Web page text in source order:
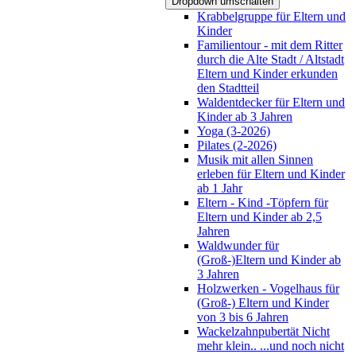
Krabbelgruppe für Eltern und
Kinder
Familientour - mit dem Ritter
durch die Alte Stadt / Altstadt
Eltern und Kinder erkunden
den Stadtteil
Waldentdecker für Eltern und
Kinder ab 3 Jahren
Yoga (3-2026)
Pilates (2-2026)
Musik mit allen Sinnen
erleben für Eltern und Kinder
ab 1 Jahr
Eltern - Kind -Töpfern für
Eltern und Kinder ab 2,5
Jahren
Waldwunder für
(Groß-)Eltern und Kinder ab
3 Jahren
Holzwerken - Vogelhaus für
(Groß-) Eltern und Kinder
von 3 bis 6 Jahren
Wackelzahnpubertät Nicht
mehr klein.. ...und noch nicht